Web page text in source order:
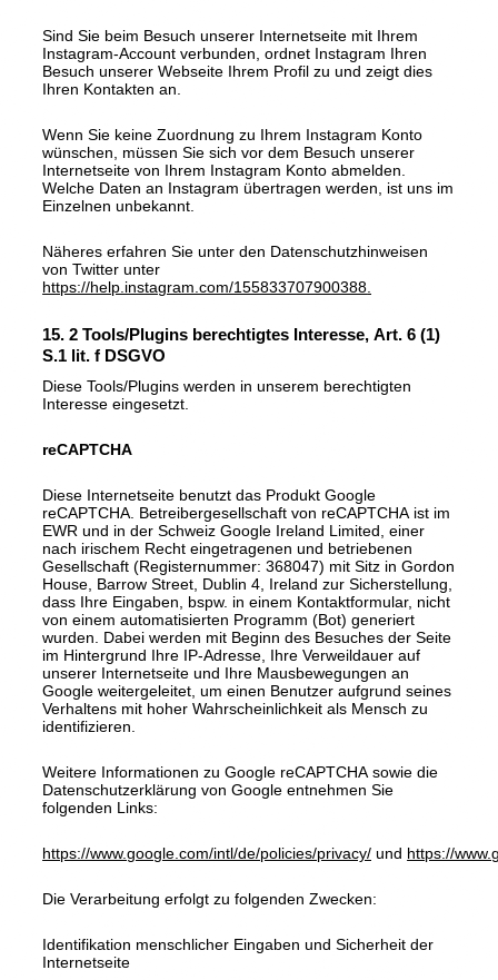
Sind Sie beim Besuch unserer Internetseite mit Ihrem
Instagram-Account verbunden, ordnet Instagram Ihren
Besuch unserer Webseite Ihrem Profil zu und zeigt dies
Ihren Kontakten an.
Wenn Sie keine Zuordnung zu Ihrem Instagram Konto
wünschen, müssen Sie sich vor dem Besuch unserer
Internetseite von Ihrem Instagram Konto abmelden.
Welche Daten an Instagram übertragen werden, ist uns im
Einzelnen unbekannt.
Näheres erfahren Sie unter den Datenschutzhinweisen
von Twitter unter
https://help.instagram.com/155833707900388
15. 2 Tools/Plugins berechtigtes Interesse, Art. 6 (1)
S.1 lit. f DSGVO
Diese Tools/Plugins werden in unserem berechtigten
Interesse eingesetzt.
reCAPTCHA
Diese Internetseite benutzt das Produkt Google
reCAPTCHA. Betreibergesellschaft von reCAPTCHA ist im
EWR und in der Schweiz Google Ireland Limited, einer
nach irischem Recht eingetragenen und betriebenen
Gesellschaft (Registernummer: 368047) mit Sitz in Gordon
House, Barrow Street, Dublin 4, Ireland zur Sicherstellung,
dass Ihre Eingaben, bspw. in einem Kontaktformular, nicht
von einem automatisierten Programm (Bot) generiert
wurden. Dabei werden mit Beginn des Besuches der Seite
im Hintergrund Ihre IP-Adresse, Ihre Verweildauer auf
unserer Internetseite und Ihre Mausbewegungen an
Google weitergeleitet, um einen Benutzer aufgrund seines
Verhaltens mit hoher Wahrscheinlichkeit als Mensch zu
identifizieren.
Weitere Informationen zu Google reCAPTCHA sowie die
Datenschutzerklärung von Google entnehmen Sie
folgenden Links:
https://www.google.com/intl/de/policies/privacy/ und https://
Die Verarbeitung erfolgt zu folgenden Zwecken:
Identifikation menschlicher Eingaben und Sicherheit der
Internetseite